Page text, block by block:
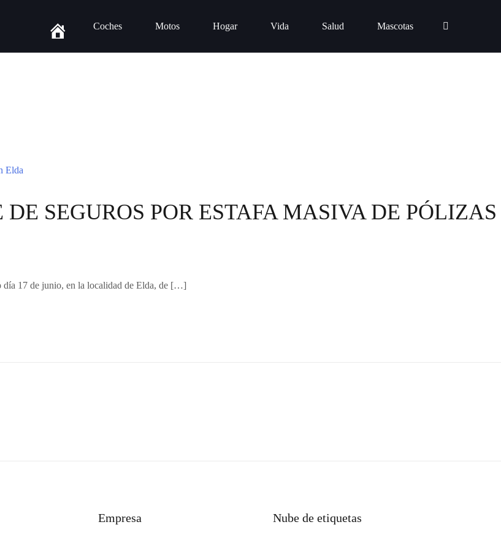
Coches Motos Hogar Vida Salud Mascotas
SEGUROS POR ESTAFA MASIVA DE
día 17 de junio, en la localidad de Elda, de […]
Empresa Nube de etiquetas